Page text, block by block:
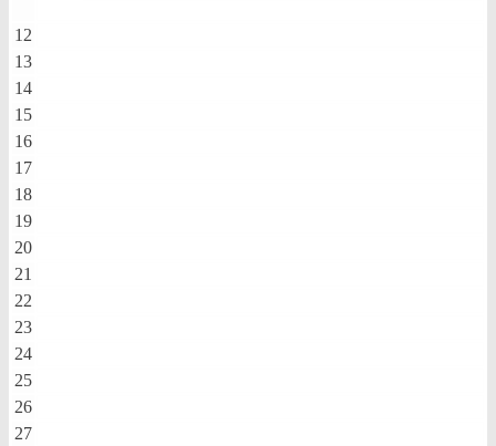
12
13
14
15
16
17
18
19
20
21
22
23
24
25
26
27